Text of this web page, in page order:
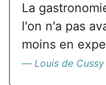
La
l'on n'a pas
moins en
Louis de Cussy